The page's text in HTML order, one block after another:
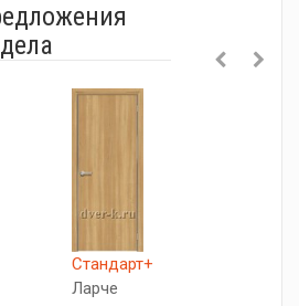
Стандарт+
Ларче